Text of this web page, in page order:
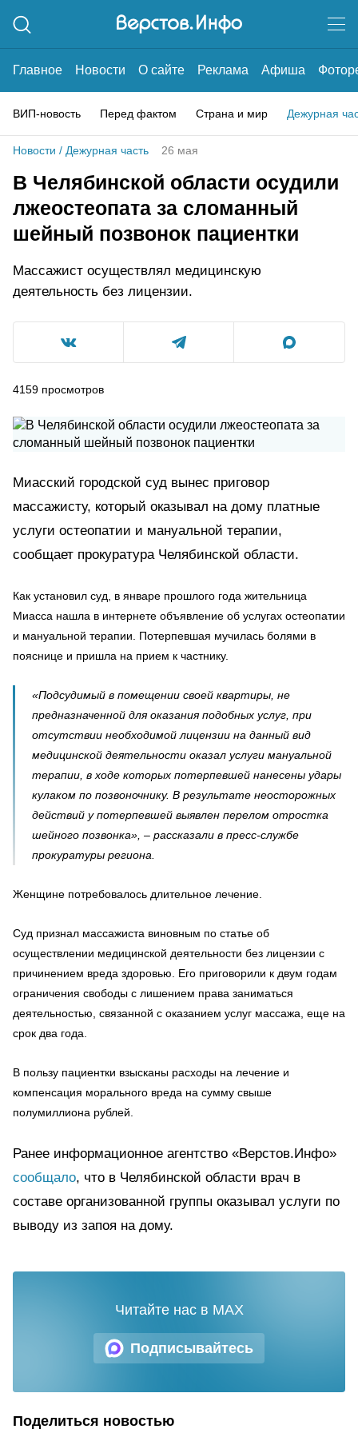
Главное Новости О сайте Реклама Афиша
ВИП-новость Перед фактом Страна и мир Дежурная
Новости / Дежурная часть 26 мая
В Челябинской области осудили
лжеостеопата за сломанный
шейный позвонок пациентки
Массажист осуществлял медицинскую
деятельность без лицензии.
4159 просмотров
Миасский городской суд вынес приговор
массажисту, который оказывал на дому платные
услуги остеопатии и мануальной терапии,
сообщает прокуратура Челябинской области.
Как установил суд, в январе прошлого года жительница
Миасса нашла в интернете объявление об услугах остеопатии
и мануальной терапии. Потерпевшая мучилась болями в
пояснице и пришла на прием к частнику.
«Подсудимый в помещении своей квартиры, не
предназначенной для оказания подобных услуг, при
отсутствии необходимой лицензии на данный вид
медицинской деятельности оказал услуги мануальной
терапии, в ходе которых потерпевшей нанесены удары
кулаком по позвоночнику. В результате неосторожных
действий у потерпевшей выявлен перелом отростка
шейного позвонка», – рассказали в пресс-службе
прокуратуры региона.
Женщине потребовалось длительное лечение.
Суд признал массажиста виновным по статье об
осуществлении медицинской деятельности без лицензии с
причинением вреда здоровью. Его приговорили к двум годам
ограничения свободы с лишением права заниматься
деятельностью, связанной с оказанием услуг массажа, еще на
срок два года.
В пользу пациентки взысканы расходы на лечение и
компенсация морального вреда на сумму свыше
полумиллиона рублей.
Ранее информационное агентство «Верстов.Инфо»
сообщало, что в Челябинской области врач в
составе организованной группы оказывал услуги по
выводу из запоя на дому.
Подписывайтесь
Читайте нас в MAX
Поделиться новостью